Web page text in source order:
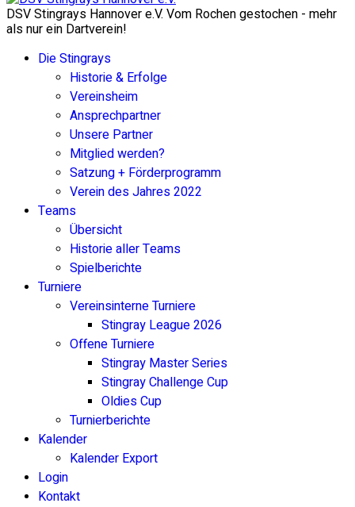
DSV Stingrays Hannover e.V. Vom Rochen gestochen - mehr
als nur ein Dartverein!
Die Stingrays
Historie & Erfolge
Vereinsheim
Ansprechpartner
Unsere Partner
Mitglied werden?
Satzung + Förderprogramm
Verein des Jahres 2022
Teams
Übersicht
Historie aller Teams
Spielberichte
Turniere
Vereinsinterne Turniere
Stingray League 2026
Offene Turniere
Stingray Master Series
Stingray Challenge Cup
Oldies Cup
Turnierberichte
Kalender
Kalender Export
Login
Kontakt